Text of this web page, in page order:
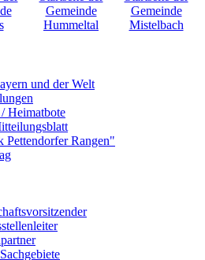
und der Welt
Heimatbote
Rangen"